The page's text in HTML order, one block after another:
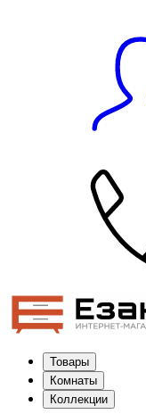
Товары
Комнаты
Коллекции